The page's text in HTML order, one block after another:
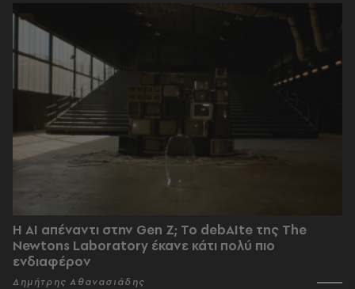
Η AI απέναντι στην Gen Z; Το debAIte της The
Newtons Laboratory έκανε κάτι πολύ πιο
ενδιαφέρον
Δημήτρης Αθανασιάδης